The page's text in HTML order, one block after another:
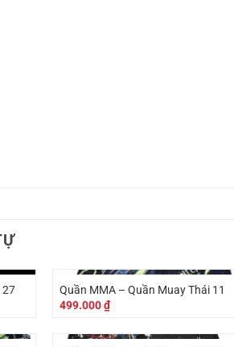
27
Quần MMA – Quần Muay Thái 11
499.000₫